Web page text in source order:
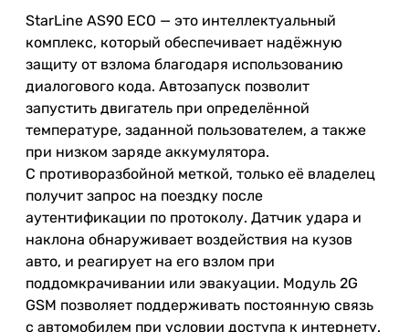
StarLine AS90 ECO — это интеллектуальный
комплекс, который обеспечивает надёжную
защиту от взлома благодаря использованию
диалогового кода. Автозапуск позволит
запустить двигатель при определённой
температуре, заданной пользователем, а также
при низком заряде аккумулятора.
С противоразбойной меткой, только её владелец
получит запрос на поездку после
аутентификации по протоколу. Датчик удара и
наклона обнаруживает воздействия на кузов
авто, и реагирует на его взлом при
поддомкрачивании или эвакуации. Модуль 2G
GSM позволяет поддерживать постоянную связь
с автомобилем при условии доступа к интернету.